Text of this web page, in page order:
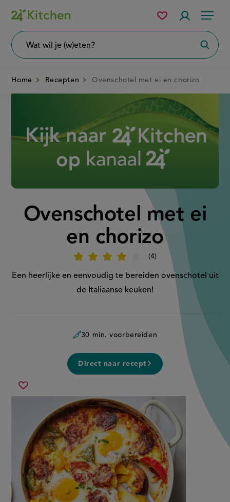
Overslaan
en
naar
Menu
wil
Mijn
bewaarde
Home Recepten Ovenschotel met ei en chorizo
Ovenschotel met ei
en chorizo
4
Beoordeel
'Ovenschotel
met
en
Een heerlijke en eenvoudig te bereiden ovenschotel uit
de Italiaanse keuken!
30 min. voorbereiden
Direct naar recept
Sla
ovenschotel
met
chorizo